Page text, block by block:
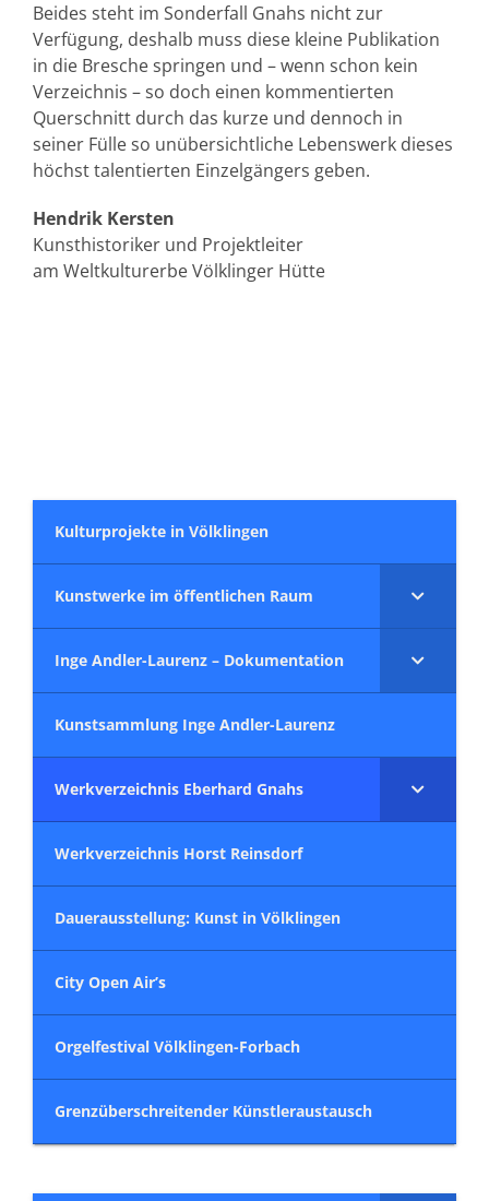
Beides steht im Sonderfall Gnahs nicht zur
Verfügung, deshalb muss diese kleine Publikation
in die Bresche springen und – wenn schon kein
Verzeichnis – so doch einen kommentierten
Querschnitt durch das kurze und dennoch in
seiner Fülle so unübersichtliche Lebenswerk dieses
höchst talentierten Einzelgängers geben.
Hendrik Kersten
Kunsthistoriker und Projektleiter
am Weltkulturerbe Völklinger Hütte
Kulturprojekte in Völklingen
Kunstwerke im öffentlichen Raum
Inge Andler-Laurenz – Dokumentation
Kunstsammlung Inge Andler-Laurenz
Werkverzeichnis Eberhard Gnahs
Werkverzeichnis Horst Reinsdorf
Dauerausstellung: Kunst in Völklingen
City Open Air’s
Orgelfestival Völklingen-Forbach
Grenzüberschreitender Künstleraustausch